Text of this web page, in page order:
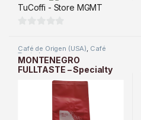
TuCoffi - Store MGMT
d
e
5
Café de Origen (USA), Café
Tostado
MONTENEGRO
FULLTASTE – Specialty
Coffee 340g (12oz) –